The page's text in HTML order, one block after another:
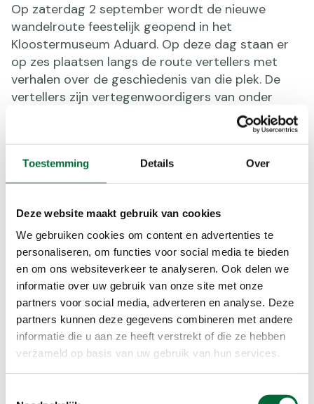
Toestemming Details Over
Deze website maakt gebruik van cookies
We gebruiken cookies om content en advertenties te
personaliseren, om functies voor social media te bieden
en om ons websiteverkeer te analyseren. Ook delen we
informatie over uw gebruik van onze site met onze
partners voor social media, adverteren en analyse. Deze
partners kunnen deze gegevens combineren met andere
informatie die u aan ze heeft verstrekt of die ze hebben
verzameld op basis van uw gebruik van hun services.
Op zaterdag 2 september wordt de nieuwe
wandelroute feestelijk geopend in het
Kloostermuseum Aduard. Op deze dag staan er
op zes plaatsen langs de route vertellers met
verhalen over de geschiedenis van die plek. De
vertellers zijn vertegenwoordigers van onder
meer de Historische Vereniging Aduard, het
Groninger Landschap en het kloostermuseum. Je
kunt de lange route (13 kilometer) of korte route
(8 kilometer) lopen. Deelname kost 4 euro (voor
kinderen tot 16 jaar 2 euro). Je ontvangt van te
afloop is er een consumptie op het terras in het
museum en krijg je een vaantje als herinnering. Je
kunt na je wandeling natuurlijk ook het museum
bezoeken. Vanaf 15 juli kun je je inschrijven voor de
opening van de route viadeze site.
Na 2 september kun je de route ook zelf lopen. De
route start vanaf het kloostermuseum in Aduard
(aan de Hofstraat 45 in Aduard) en is gemarkeerd